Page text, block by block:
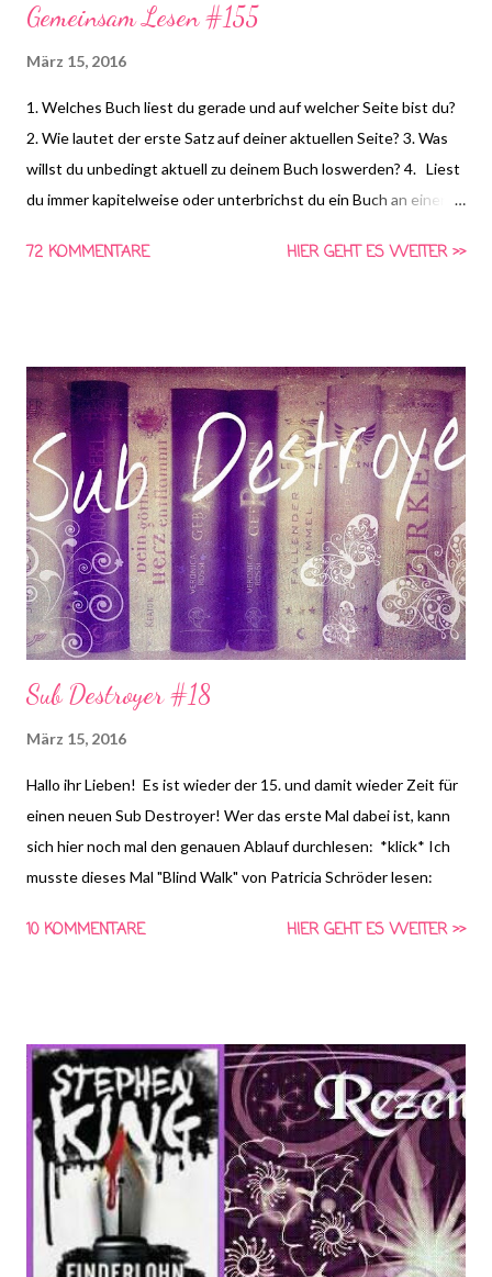
Gemeinsam Lesen #155
März 15, 2016
1. Welches Buch liest du gerade und auf welcher Seite bist du?
2. Wie lautet der erste Satz auf deiner aktuellen Seite? 3. Was
willst du unbedingt aktuell zu deinem Buch loswerden? 4. Liest
du immer kapitelweise oder unterbrichst du ein Buch an einer
nächste Woche anschauen und Vorschläge für die vierte Frage
Steffi & Nadja von Schlunzen-Bücher statt. Teilnehmen darf
jeder wann immer er Lust und Zeit dazu hat. Die Fragen dürfen
auch nach Dienstag noch beantwortet werden. Bitte benutzt
bei einer Teilnahme das Gemeinsam-Lesen Logo!
72 KOMMENTARE HIER GEHT ES WEITER >>
Sub Destroyer #18
März 15, 2016
Hallo ihr Lieben! Es ist wieder der 15. und damit wieder Zeit für
einen neuen Sub Destroyer! Wer das erste Mal dabei ist, kann
sich hier noch mal den genauen Ablauf durchlesen: *klick* Ich
musste dieses Mal "Blind Walk" von Patricia Schröder lesen:
10 KOMMENTARE HIER GEHT ES WEITER >>